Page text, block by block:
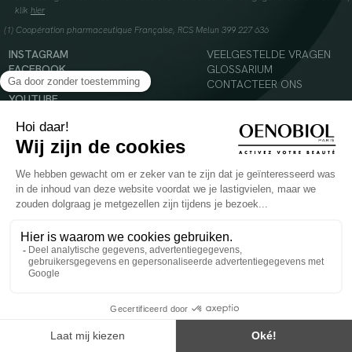
klik hier
(1) Coopération pharmaceutique Française, RCS Melun 399 227 636
INSTAGRAM
FACEBOOK
TIKTOK
YOUTUBE
VEELGESTELDE VRAGEN
GLOSSARIUM
CONTACTEER ONS
Voedingssupplement dat moet worden geconsumeerd als onderdeel van een gevarieerde,
evenwichtige voeding en een gezonde levensstijl. Aanbevolen dagelijkse dosis niet
overschrijden. Enkel voor volwassenen, buiten het bereik van kinderen houden.